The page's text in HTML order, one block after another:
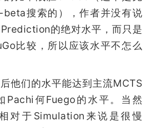
搜索的），作者并没有说
的绝对水平，而只是
比较，所以应该水平不怎么
他们的水平能达到主流MCTS
Pachi何Fuego的水平。当然
对于Simulation来说是很慢